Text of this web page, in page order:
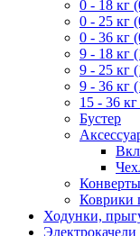
0 - 18 кг
0 - 25 кг
0 - 36 кг
9 - 18 кг
9 - 25 кг
9 - 36 кг
15 - 36
Бустер
Коврики
Ходунки,